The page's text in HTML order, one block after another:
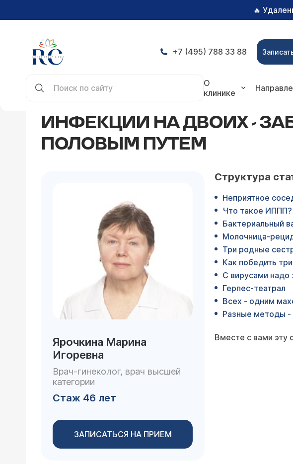
🔥
+7 (495) 788 33 88
О
клинике
ИНФЕКЦИИ НА ДВОИХ -
ПОЛОВЫМ ПУТЕМ
Ярочкина Марина
Игоревна
Врач-гинеколог, врач высшей
категории
Стаж 46 лет
ЗАПИСАТЬСЯ НА ПРИЕМ
Структура
Неприятное
Что такое ИППП?
Бактериальный
Молочница-
Три родные
Как победить
С вирусами надо
Герпес-театрал
Всех - одним
Разные методы -
Вместе с вами эту